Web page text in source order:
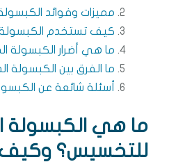
مميزات وفوائد
كيف تستخدم
ما هي أضرار الكبسولة
ما الفرق بين الكبسولة
أسئلة شائعة عن
ما هي الكبسولة
للتخسيس؟